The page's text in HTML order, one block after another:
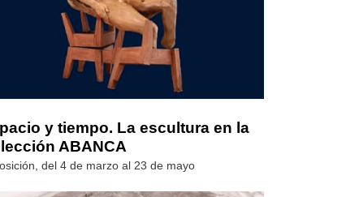
y tiempo. La escultura en la
ABANCA
del 4 de marzo al 23 de mayo